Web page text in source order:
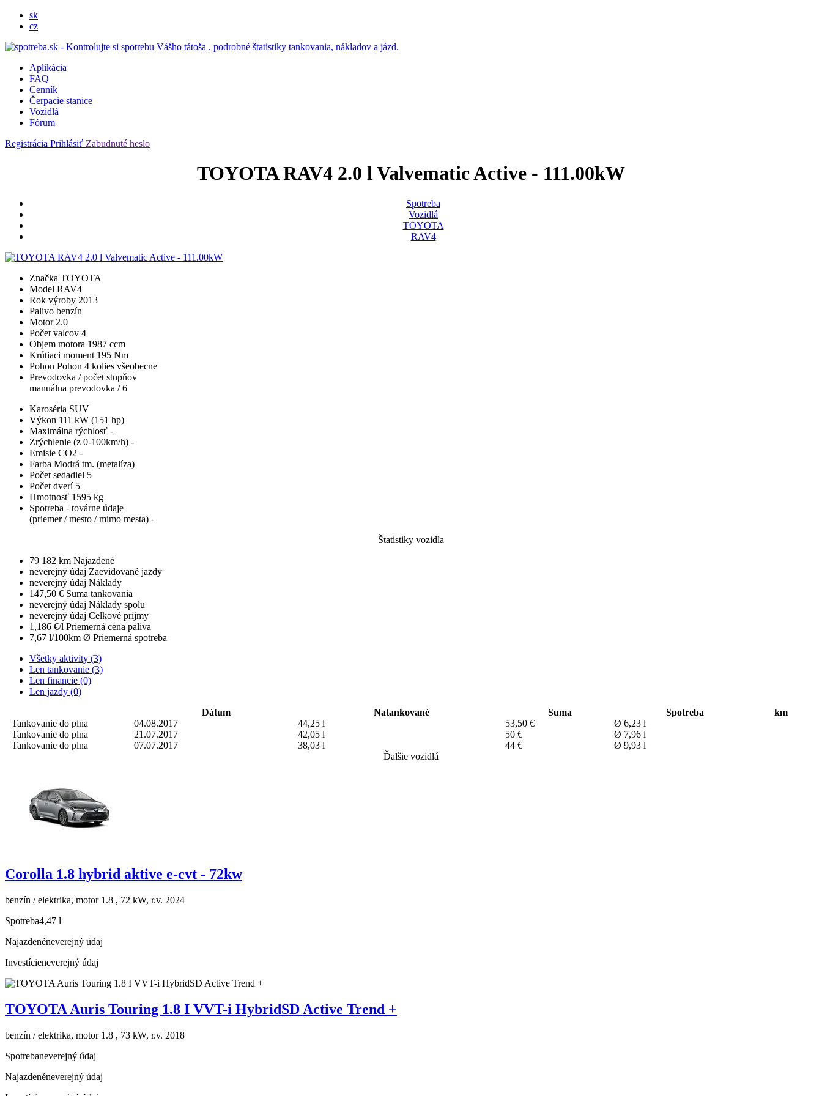
sk
cz
Aplikácia
FAQ
Cenník
Čerpacie stanice
Vozidlá
Fórum
Registrácia Prihlásiť Zabudnuté heslo
TOYOTA RAV4 2.0 l Valvematic Active - 111.00kW
Spotreba
Vozidlá
TOYOTA
RAV4
Značka TOYOTA
Model RAV4
Rok výroby 2013
Palivo benzín
Motor 2.0
Počet valcov 4
Objem motora 1987 ccm
Krútiaci moment 195 Nm
Pohon Pohon 4 kolies všeobecne
Prevodovka / počet stupňov
manuálna prevodovka / 6
Karoséria SUV
Výkon 111 kW (151 hp)
Maximálna rýchlosť -
Zrýchlenie (z 0-100km/h) -
Emisie CO2 -
Farba Modrá tm. (metalíza)
Počet sedadiel 5
Počet dverí 5
Hmotnosť 1595 kg
Spotreba - továrne údaje
(priemer / mesto / mimo mesta) -
Štatistiky vozidla
79 182 km Najazdené
neverejný údaj Zaevidované jazdy
neverejný údaj Náklady
147,50 € Suma tankovania
neverejný údaj Náklady spolu
neverejný údaj Celkové príjmy
1,186 €/l Priemerná cena paliva
7,67 l/100km Ø Priemerná spotreba
Všetky aktivity (3)
Len tankovanie (3)
Len financie (0)
Len jazdy (0)
Dátum
Natankované Suma Spotreba
km
Tankovanie do plna
04.08.2017 44,25 l 53,50 €
Ø 6,23 l
Tankovanie do plna
21.07.2017 42,05 l 50 €
Ø 7,96 l
Tankovanie do plna
07.07.2017 38,03 l 44 €
Ø 9,93 l
Ďalšie vozidlá
Corolla 1.8 hybrid aktive e-cvt - 72kw
benzín / elektrika, motor 1.8 , 72 kW, r.v. 2024
Spotreba4,47 l
Najazdenéneverejný údaj
Investícieneverejný údaj
TOYOTA Auris Touring 1.8 I VVT-i HybridSD Active Trend +
benzín / elektrika, motor 1.8 , 73 kW, r.v. 2018
Spotrebaneverejný údaj
Najazdenéneverejný údaj